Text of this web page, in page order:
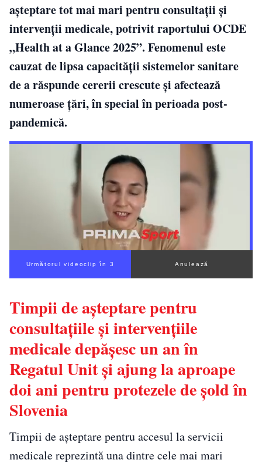
așteptare tot mai mari pentru consultații și
intervenții medicale, potrivit raportului OCDE
„Health at a Glance 2025”. Fenomenul este
cauzat de lipsa capacității sistemelor sanitare
de a răspunde cererii crescute și afectează
numeroase țări, în special în perioada post-
pandemică.
Următorul videoclip în 2 Anulează
Timpii de așteptare pentru
consultațiile și intervențiile
medicale depășesc un an în
Regatul Unit și ajung la aproape
doi ani pentru protezele de șold în
Slovenia
Timpii de așteptare pentru accesul la servicii
medicale reprezintă una dintre cele mai mari